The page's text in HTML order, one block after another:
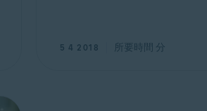
5 4 2018 所要時間 分